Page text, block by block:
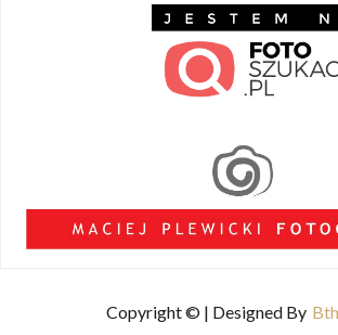
Copyright © | Designed By